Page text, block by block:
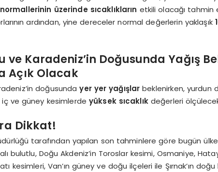
üzerinde sıcaklıkların etkili olacağı tahmin
ardından, yine dereceler normal değerlerin yaklaşık
ve Karadeniz’in Doğusunda Yağış
Açık Olacak
doğusundayer yer yağışlar beklenirken, yurdun
iç ve güney kesimlerde yüksek sıcaklıkdeğerleri
Dikkat!
tarafından yapılan son tahminlere göre bugün
bulutlu, Doğu Akdeniz’in Toroslar kesimi, Osmaniye,
kesimleri, Van’ın güney ve doğu ilçeleri ile Şırnak’ın